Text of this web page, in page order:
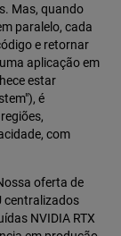
Mas, quando
paralelo, cada
e retornar
aplicação em
estar
é
com
oferta de
centralizados
NVIDIA RTX